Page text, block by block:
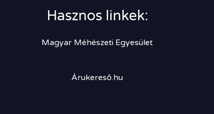
Hasznos linkek:
Magyar Méhészeti Egyesület
Árukereső.hu